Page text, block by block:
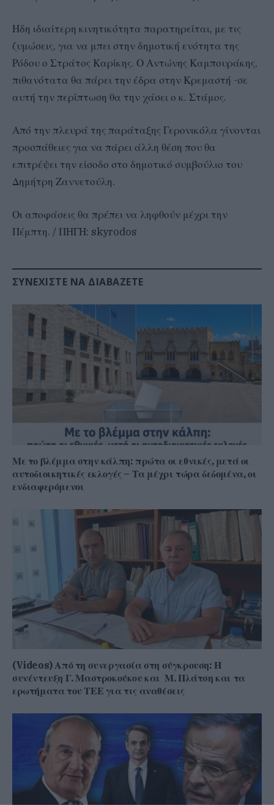
Ηδη ιδιαίτερη κινητικότητα παρατηρείται, με τις
ζυμώσεις, για να μπει στην δημοτική ενότητα της
Ρόδου ο Στράτος Καρίκης. Ο Αντώνης Καμπουράκης,
πιθανότατα θα πάρει την έδρα στην Κρεμαστή -σε
αυτή την περίπτωση θα την χάσει ο κ. Στάμος.
Από την πλευρά της παράταξης Γερονικόλα γίνονται
προσπάθειες για να πάρει άλλη θέση που θα
επιτρέψει την είσοδο στο δημοτικό συμβούλιο του
Δημήτρη Ζαννετούλη.
Οι αποφάσεις θα πρέπει να ληφθούν μέχρι την
Πέμπτη. / ΠΗΓΗ: skyrodos
ΣΥΝΕΧΊΣΤΕ ΝΑ ΔΙΑΒΆΖΕΤΕ
Με το βλέμμα στην κάλπη: πρώτα οι εθνικές, μετά οι
αυτοδιοικητικές εκλογές – Τα μέχρι τώρα δεδομένα, οι
ενδιαφερόμενοι
(Videos) Από τη συνεργασία στη σύγκρουση: Η
συνέντευξη Γ. Μαστροκούκου και Μ. Πλάτση και τα
ερωτήματα του ΤΕΕ για τις αναθέσεις